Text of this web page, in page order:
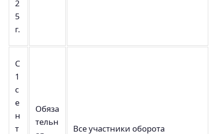
2
5
г.
С
1
с
е
н
т
Обяза
тельн
Все участники оборота